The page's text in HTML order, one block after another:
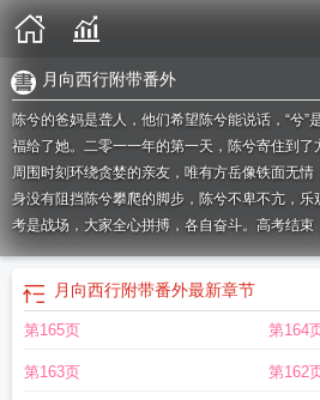
月向西行附带番外
陈兮的爸妈是聋人，他们希望陈兮能说话，“兮”
福给了她。二零一一年的第一天，陈兮寄住到了
周围时刻环绕贪婪的亲友，唯有方岳像铁面无
身没有阻挡陈兮攀爬的脚步，陈兮不卑不亢，
考是战场，大家全心拼搏，各自奋斗。高考结
要踏上属于自己的征途。本文人设新颖，陈兮
面对方岳时就像一个反派。故事行文流畅，日常
向西行番外
金丙晋江月向西行第几章开始在一起 月向西行
么月向西行讲的什么 月向西行附带番外月向
月向西行附带番外最新章节
第165页 第164
第163页 第162